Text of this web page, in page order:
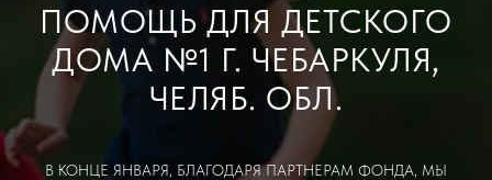
ПОМОЩЬ ДЛЯ ДЕТСКОГО
ДОМА №1 Г. ЧЕБАРКУЛЯ,
ЧЕЛЯБ. ОБЛ.
В КОНЦЕ ЯНВАРЯ, БЛАГОДАРЯ ПАРТНЕРАМ ФОНДА, МЫ